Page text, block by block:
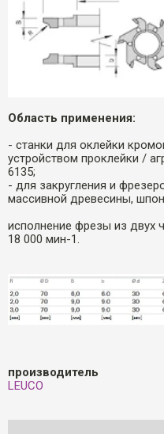
Область применения:
- станки для оклейки
устройством проклейки /
6135;
- для закругления и
массивной древесины,
исполнение фрезы из двух
18 000 мин-1.
производитель
LEUCO